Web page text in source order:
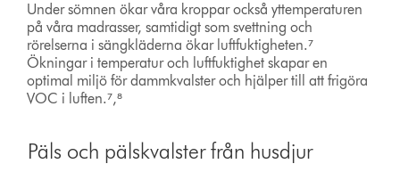
Under sömnen ökar våra kroppar också yttemperaturen
på våra madrasser, samtidigt som svettning och
rörelserna i sängkläderna ökar luftfuktigheten.⁷
Ökningar i temperatur och luftfuktighet skapar en
optimal miljö för dammkvalster och hjälper till att frigöra
VOC i luften.⁷,⁸
Päls och pälskvalster från husdjur